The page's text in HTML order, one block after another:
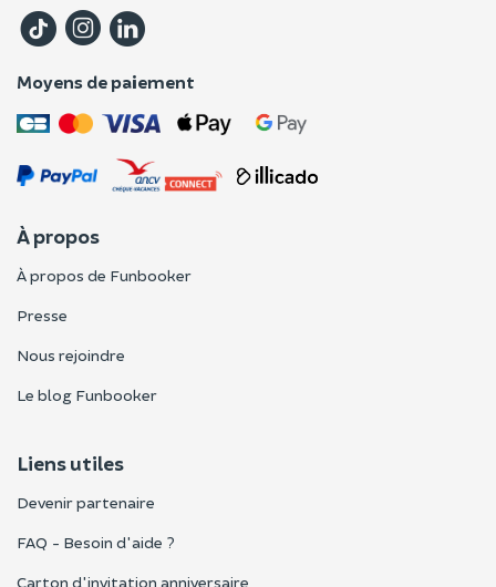
Moyens de paiement
À propos
À propos de Funbooker
Presse
Nous rejoindre
Le blog Funbooker
Liens utiles
Devenir partenaire
FAQ - Besoin d'aide ?
Carton d'invitation anniversaire